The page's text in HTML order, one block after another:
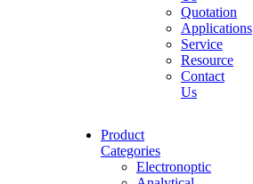
Quotation
Applications
Service
Resource
Contact
Us
Product
Categories
Electronoptic